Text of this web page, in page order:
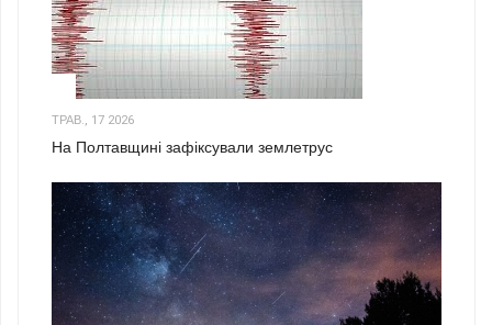
ТРАВ., 17 2026
На Полтавщині зафіксували землетрус